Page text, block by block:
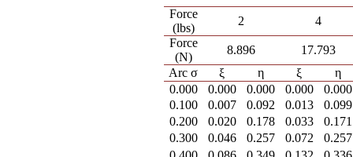
Force
(lbs)
2
4
Force
(N)
8.896
17.793
Arc σ
ξ η ξ
η
0.000
0.000 0.000 0.000
0.000
0.100
0.007 0.092 0.013
0.099
0.200
0.020 0.178 0.033
0.171
0.300
0.046 0.257 0.072
0.257